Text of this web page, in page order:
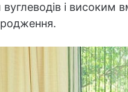
і високим